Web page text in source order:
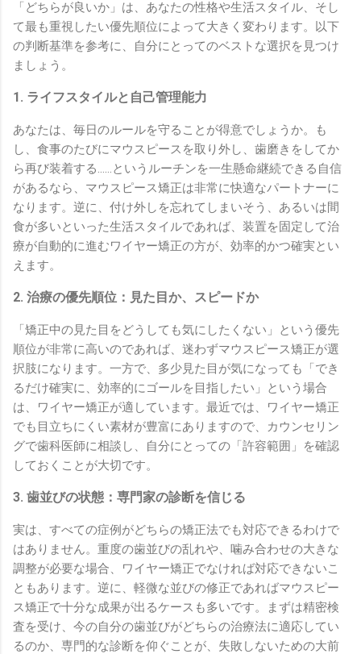
「どちらが良いか」は、あなたの性格や生活スタイル、そし
て最も重視したい優先順位によって大きく変わります。以下
の判断基準を参考に、自分にとってのベストな選択を見つけ
ましょう。
1. ライフスタイルと自己管理能力
あなたは、毎日のルールを守ることが得意でしょうか。も
し、食事のたびにマウスピースを取り外し、歯磨きをしてか
ら再び装着する……というルーチンを一生懸命継続できる自信
があるなら、マウスピース矯正は非常に快適なパートナーに
なります。逆に、付け外しを忘れてしまいそう、あるいは間
食が多いといった生活スタイルであれば、装置を固定して治
療が自動的に進むワイヤー矯正の方が、効率的かつ確実とい
えます。
2. 治療の優先順位：見た目か、スピードか
「矯正中の見た目をどうしても気にしたくない」という優先
順位が非常に高いのであれば、迷わずマウスピース矯正が選
択肢になります。一方で、多少見た目が気になっても「でき
るだけ確実に、効率的にゴールを目指したい」という場合
は、ワイヤー矯正が適しています。最近では、ワイヤー矯正
でも目立ちにくい素材が豊富にありますので、カウンセリン
グで歯科医師に相談し、自分にとっての「許容範囲」を確認
しておくことが大切です。
3. 歯並びの状態：専門家の診断を信じる
実は、すべての症例がどちらの矯正法でも対応できるわけで
はありません。重度の歯並びの乱れや、噛み合わせの大きな
調整が必要な場合、ワイヤー矯正でなければ対応できないこ
ともあります。逆に、軽微な並びの修正であればマウスピー
ス矯正で十分な成果が出るケースも多いです。まずは精密検
査を受け、今の自分の歯並びがどちらの治療法に適応してい
るのか、専門的な診断を仰ぐことが、失敗しないための大前